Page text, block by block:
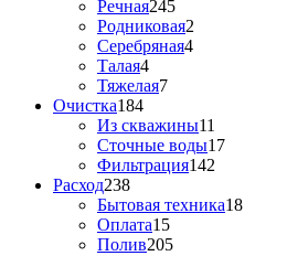
Речная245
Родниковая2
Серебряная4
Талая4
Тяжелая7
Очистка184
Из скважины11
Сточные воды17
Фильтрация142
Расход238
Бытовая техника18
Оплата15
Полив205